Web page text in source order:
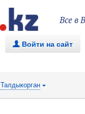
Все в
. Войти на сайт
Талдыкорган {